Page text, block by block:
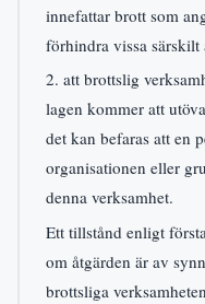
innefattar brott som
förhindra vissa
2. att brottslig
lagen kommer att
det kan befaras att en
organisationen eller
denna verksamhet.
Ett tillstånd enligt
om åtgärden är av
brottsliga